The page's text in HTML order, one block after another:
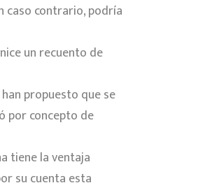
caso contrario, podría
un recuento de
propuesto que se
por concepto de
tiene la ventaja
su cuenta esta